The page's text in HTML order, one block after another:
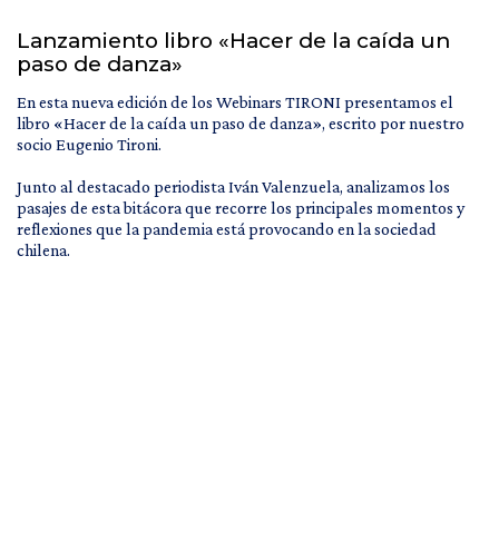
Lanzamiento libro «Hacer de la caída un
paso de danza»
En esta nueva edición de los Webinars TIRONI presentamos el
libro «Hacer de la caída un paso de danza», escrito por nuestro
socio Eugenio Tironi.
Junto al destacado periodista Iván Valenzuela, analizamos los
pasajes de esta bitácora que recorre los principales momentos y
reflexiones que la pandemia está provocando en la sociedad
chilena.